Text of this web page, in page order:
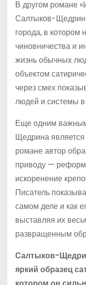
В другом романе
Салтыков-Щедрин
города, в котором
чиновничества и
жизнь обычных
объектом
через смех
людей и системы
Еще одним
Щедрина является
романе автор
приводу —
искоренение
Писатель
самом деле и как
выставляя их
развращенным
Салтыков-
яркий образец